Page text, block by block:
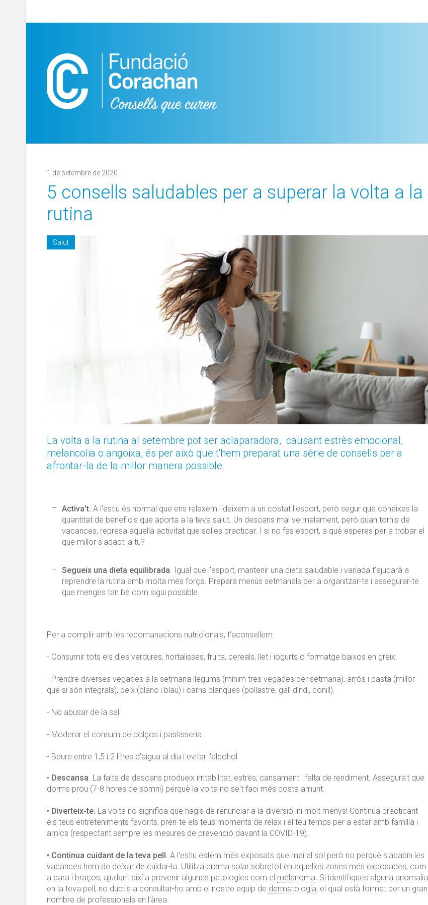
1 de setembre de 2020
5 consells saludables per a superar la volta a la
rutina
Salut
La volta a la rutina al setembre pot ser aclaparadora, causant estrès emocional,
melancolia o angoixa, és per això que t'hem preparat una sèrie de consells per a
afrontar-la de la millor manera possible:
Activa't. A l'estiu és normal que ens relaxem i deixem a un costat l'esport, però segur que coneixes la
quantitat de beneficis que aporta a la teva salut. Un descans mai ve malament, però quan tornis de
vacances, represa aquella activitat que solies practicar. I si no fas esport, a què esperes per a trobar el
que millor s'adapti a tu?
Segueix una dieta equilibrada . Igual que l'esport, mantenir una dieta saludable i variada t'ajudarà a
reprendre la rutina amb molta més força. Prepara menús setmanals per a organitzar-te i assegurar-te
que menges tan bé com sigui possible.
Per a complir amb les recomanacions nutricionals, t'aconsellem:
- Consumir tots els dies verdures, hortalisses, fruita, cereals, llet i iogurts o formatge baixos en greix.
- Prendre diverses vegades a la setmana llegums (mínim tres vegades per setmana), arròs i pasta (millor
que si són integrals), peix (blanc i blau) i carns blanques (pollastre, gall dindi, conill).
- No abusar de la sal.
- Moderar el consum de dolços i pastisseria.
- Beure entre 1,5 i 2 litres d'aigua al dia i evitar l'alcohol
• Descansa . La falta de descans produeix irritabilitat, estrès, cansament i falta de rendiment. Assegura't que
dorms prou (7-8 hores de somni) perquè la volta no se't faci més costa amunt.
• Diverteix-te. La volta no significa que hagis de renunciar a la diversió, ni molt menys! Continua practicant
els teus entreteniments favorits, pren-te els teus moments de relax i el teu temps per a estar amb família i
amics (respectant sempre les mesures de prevenció davant la COVID-19).
• Continua cuidant de la teva pell . A l'estiu estem més exposats que mai al sol però no perquè s'acabin les
vacances hem de deixar de cuidar-la. Utilitza crema solar sobretot en aquelles zones més exposades, com
a cara i braços, ajudant així a prevenir algunes patologies com el melanoma . Si identifiques alguna anomalia
en la teva pell, no dubtis a consultar-ho amb el nostre equip de dermatologia, el qual està format per un gran
nombre de professionals en l'àrea.